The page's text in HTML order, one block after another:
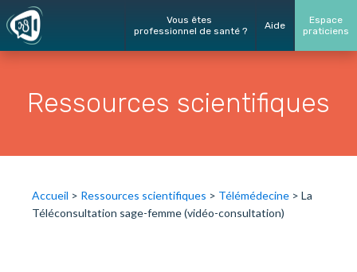
Vous êtes
professionnel de santé ?
Aide
Espace
praticiens
Ressources scientifiques
Accueil > Ressources scientifiques > Télémédecine > La
Téléconsultation sage-femme (vidéo-consultation)